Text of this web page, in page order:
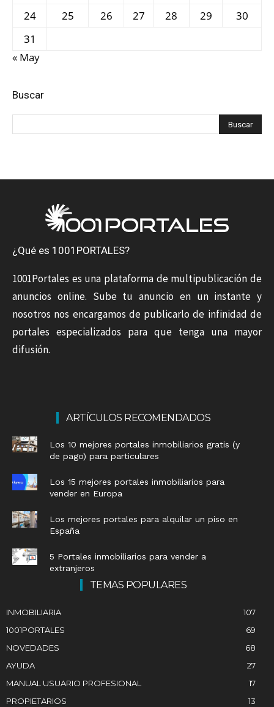
24
25 26 27 28 29
30
31
« May
Buscar
¿Qué es 1001PORTALES?
1001Portales es una plataforma de multipublicación de
anuncios online. Sube tu anuncio en un instante y
nosotros nos encargamos de publicarlo de infinidad de
portales especializados para que tenga una mayor
difusión.
ARTÍCULOS RECOMENDADOS
Los 10 mejores portales inmobiliarios gratis (y
de pago) para particulares
Los 15 mejores portales inmobiliarios para
vender en Europa
Los mejores portales para alquilar un piso en
España
5 Portales inmobiliarios para vender a
extranjeros
TEMAS POPULARES
INMOBILIARIA
107
1001PORTALES
69
NOVEDADES
68
AYUDA
27
MANUAL USUARIO PROFESIONAL
17
PROPIETARIOS
13